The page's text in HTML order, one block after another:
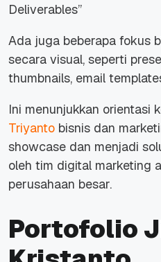
Deliverables”
Ada juga beberapa fokus
secara visual, seperti
thumbnails, email
Ini menunjukkan orientasi
Triyanto bisnis dan
showcase dan menjadi
oleh tim digital marketing
perusahaan besar.
Portofolio